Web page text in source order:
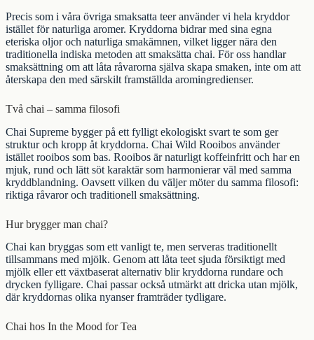
Precis som i våra övriga smaksatta teeranvänder vi hela kryddor
istället för naturliga aromer. Kryddorna bidrar med sina egna
eteriska oljor och naturliga smakämnen, vilket ligger nära den
traditionella indiska metoden att smaksätta chai. För oss handlar
smaksättning om att låta råvarorna själva skapa smaken, inte om att
återskapa den med särskilt framställda aromingredienser.
Två chai – samma filosofi
Chai Supreme bygger på ett fylligt ekologiskt svart te som ger
struktur och kropp åt kryddorna. Chai Wild Rooibos använder
istället rooibos som bas. Rooibos är naturligt koffeinfritt och har en
mjuk, rund och lätt söt karaktär som harmonierar väl med samma
kryddblandning. Oavsett vilken du väljer möter du samma filosofi:
riktiga råvaror och traditionell smaksättning.
Hur brygger man chai?
Chai kan bryggas som ett vanligt te, men serveras traditionellt
tillsammans med mjölk. Genom att låta teet sjuda försiktigt med
mjölk eller ett växtbaserat alternativ blir kryddorna rundare och
drycken fylligare. Chai passar också utmärkt att dricka utan mjölk,
där kryddornas olika nyanser framträder tydligare.
Chai hos In the Mood for Tea